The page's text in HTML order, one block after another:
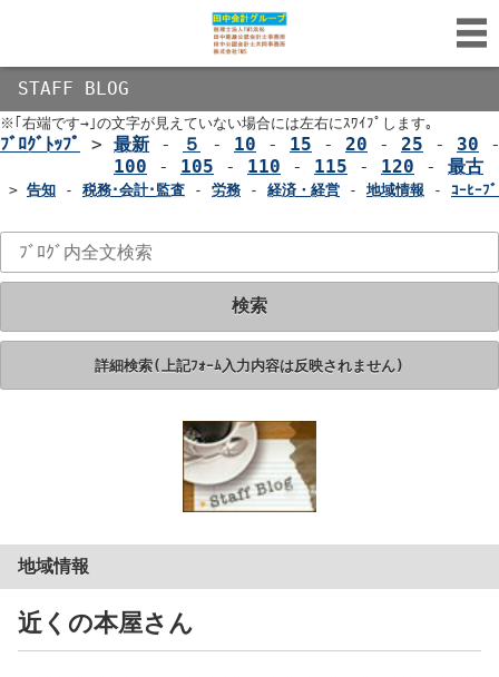
STAFF BLOG
※｢右端です→｣の文字が見えていない場合には左右にｽﾜｲﾌﾟします｡
ﾌﾞﾛｸﾞﾄｯﾌﾟ > 最新 - ５ - 10 - 15 - 20 - 25 - 30
100 - 105 - 110 - 115 - 120 - 最古
> 告知 - 税務･会計･監査 - 労務 - 経済・経営 - 地域情報 - ｺｰﾋｰﾌ
検索
詳細検索(上記ﾌｫｰﾑ入力内容は反映されません)
地域情報
近くの本屋さん